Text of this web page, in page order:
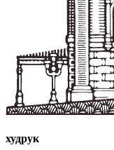
худрук